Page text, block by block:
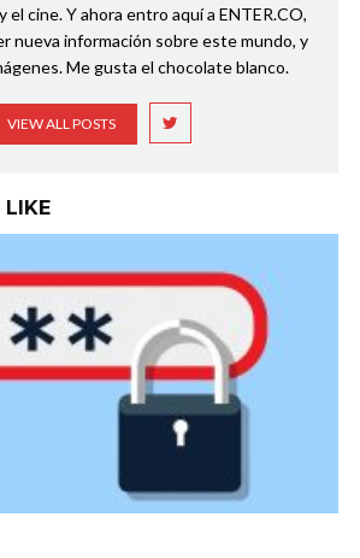
el cine. Y ahora entro aquí a ENTER.CO,
nueva información sobre este mundo, y
Me gusta el chocolate blanco.
VIEW ALL POSTS
LIKE